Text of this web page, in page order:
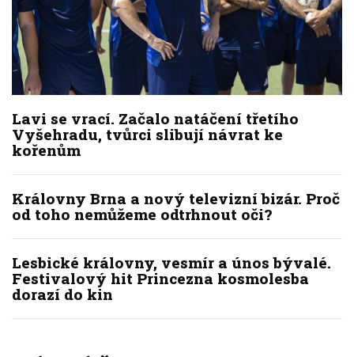
Lavi se vrací. Začalo natáčení třetího
Vyšehradu, tvůrci slibují návrat ke
kořenům
Královny Brna a nový televizní bizár. Proč
od toho nemůžeme odtrhnout oči?
Lesbické královny, vesmír a únos bývalé.
Festivalový hit Princezna kosmolesba
dorazí do kin